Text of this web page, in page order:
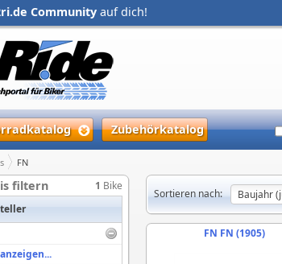
Community auf dich!
Zubehörkatalog
FN
filtern 1 Bike
Sortieren nach:
FN FN (1905)